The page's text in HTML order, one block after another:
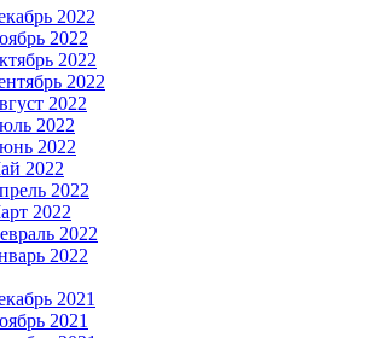
2022
2022
2022
2022
2022
2022
2022
2022
2022
2022
2022
2022
2021
2021